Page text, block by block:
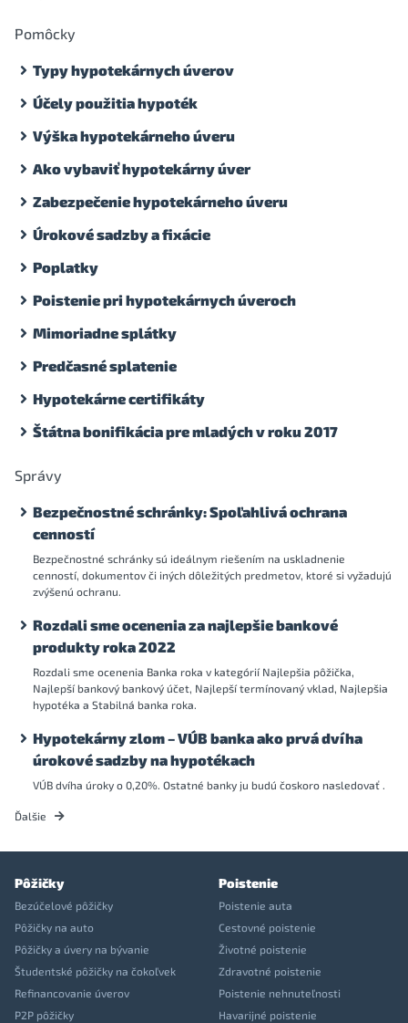
Pomôcky
Typy hypotekárnych úverov
Účely použitia hypoték
Výška hypotekárneho úveru
Ako vybaviť hypotekárny úver
Zabezpečenie hypotekárneho úveru
Úrokové sadzby a fixácie
Poplatky
Poistenie pri hypotekárnych úveroch
Mimoriadne splátky
Predčasné splatenie
Hypotekárne certifikáty
Štátna bonifikácia pre mladých v roku 2017
Správy
Bezpečnostné schránky: Spoľahlivá ochrana
cenností
Bezpečnostné schránky sú ideálnym riešením na uskladnenie
cenností, dokumentov či iných dôležitých predmetov, ktoré si vyžadujú
zvýšenú ochranu.
Rozdali sme ocenenia za najlepšie bankové
produkty roka 2022
Rozdali sme ocenenia Banka roka v kategórií Najlepšia pôžička,
Najlepší bankový bankový účet, Najlepší termínovaný vklad, Najlepšia
hypotéka a Stabilná banka roka.
Hypotekárny zlom – VÚB banka ako prvá dvíha
úrokové sadzby na hypotékach
VÚB dvíha úroky o 0,20%. Ostatné banky ju budú čoskoro nasledovať .
Ďalšie
Pôžičky
Bezúčelové pôžičky
Pôžičky na auto
Pôžičky a úvery na bývanie
Študentské pôžičky na čokoľvek
Refinancovanie úverov
P2P pôžičky
Poistenie
Poistenie auta
Cestovné poistenie
Životné poistenie
Zdravotné poistenie
Poistenie nehnuteľnosti
Havarijné poistenie